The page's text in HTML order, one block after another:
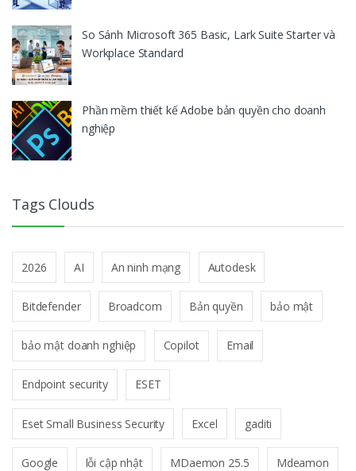
So Sánh Microsoft 365 Basic, Lark Suite Starter và
Workplace Standard
Phần mềm thiết kế Adobe bản quyền cho doanh
nghiệp
Tags Clouds
2026 AI An ninh mạng Autodesk
Bitdefender Broadcom Bản quyền bảo mật
bảo mật doanh nghiệp Copilot Email
Endpoint security ESET
Eset Small Business Security Excel gaditi
Google lỗi cập nhật MDaemon 25.5 Mdeamon